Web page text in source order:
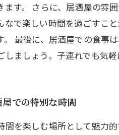
ます。 さらに、居酒屋の雰
なで楽しい時間を過ごすこ
。 最後に、居酒屋での食
しましょう。子連れでも気
での特別な時間
を楽しむ場所として魅力